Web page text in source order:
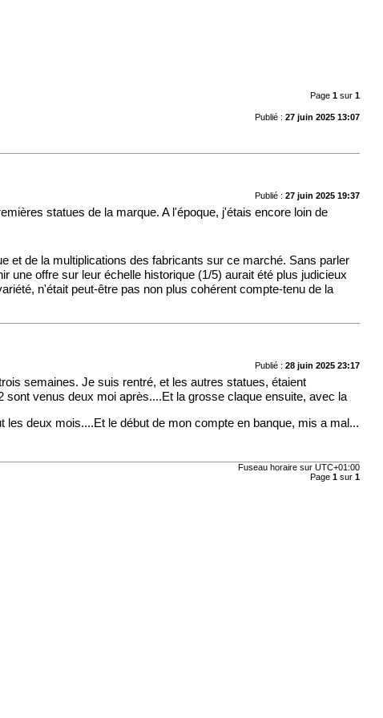
Page 1sur 1
Publié : 27 juin 2025 13:07
Publié : 27 juin 2025 19:37
statues de la marque. A l'époque, j'étais encore loin de
et de la multiplications des fabricants sur ce marché. Sans parler
une offre sur leur échelle historique (1/5) aurait été plus judicieux
n'était peut-être pas non plus cohérent compte-tenu de la
Publié : 28 juin 2025 23:17
semaines. Je suis rentré, et les autres statues, étaient
venus deux moi après....Et la grosse claque ensuite, avec la
deux mois....Et le début de mon compte en banque, mis a mal...
Fuseau horaire sur UTC+01:00
Page 1sur 1